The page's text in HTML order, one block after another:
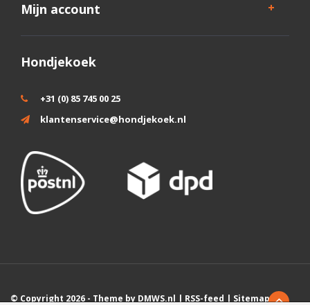
Mijn account
Hondjekoek
+31 (0) 85 745 00 25
klantenservice@hondjekoek.nl
© Copyright 2026 - Theme byDMWS.nl|RSS-feed|Sitemap